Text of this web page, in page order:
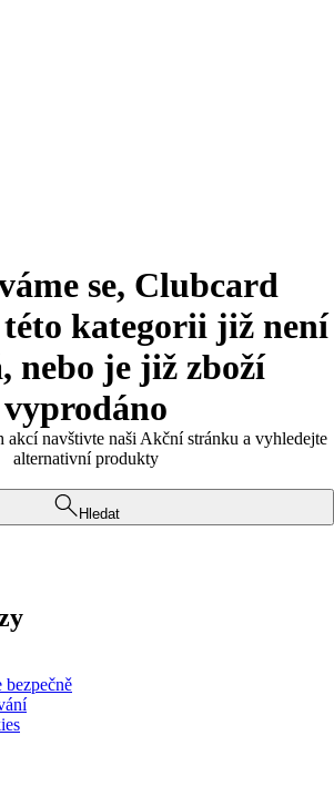
se, Clubcard
kategorii již není
nebo je již zboží
vyprodáno
akcí navštivte naši Akční stránku a vyhledejte
alternativní produkty
Hledat